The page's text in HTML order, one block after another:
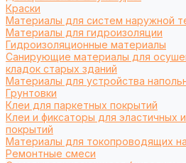
Краски
Материалы для систем наружной
Материалы для гидроизоляции
Гидроизоляционные материалы
Санирующие материалы для
кладок старых зданий
Материалы для устройства
Грунтовки
Клеи для паркетных покрытий
Клеи и фиксаторы для эластичных
покрытий
Материалы для токопроводящих
Ремонтные смеси